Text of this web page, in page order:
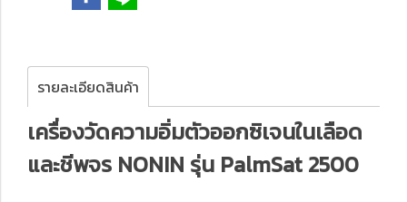
รายละเอียดสินค้า
เครื่องวัดความอิ่มตัวออกซิเจนในเลือด
และชีพจร NONIN รุ่น PalmSat 2500